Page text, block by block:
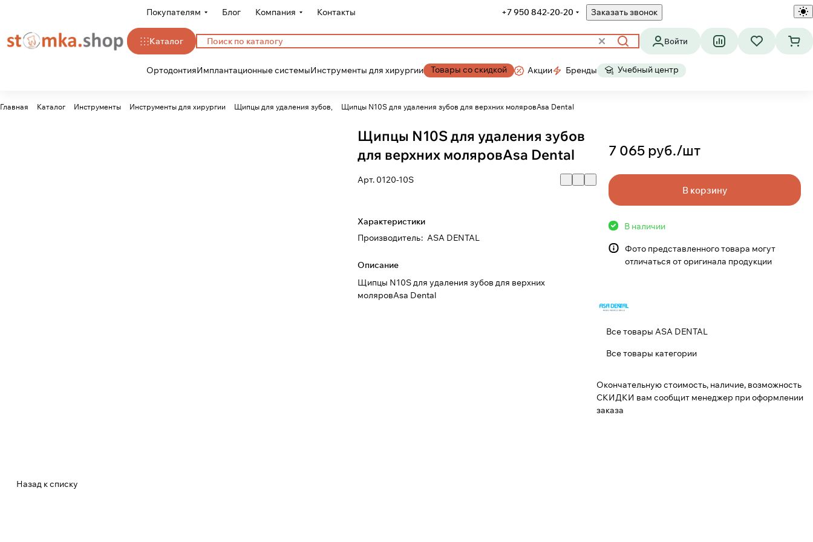
Покупателям Блог Компания Контакты +7 950 842-20-20 Заказать звонок
Каталог Войти
ОртодонтияИмплантационные системыИнструменты для хирургии Товары со скидкой Акции Бренды Учебный центр
Главная Каталог Инструменты Инструменты для хирургии Щипцы для удаления зубов, Щипцы N10S для удаления зубов для верхних моляровAsa Dental
Щипцы N10S для удаления зубов
для верхних моляровAsa Dental
Арт. 0120-10S
Характеристики
Производитель: ASA DENTAL
Описание
Щипцы N10S для удаления зубов для верхних
моляровAsa Dental
7 065 руб./шт
В корзину
В наличии
Фото представленного товара могут
отличаться от оригинала продукции
Все товары ASA DENTAL
Все товары категории
Окончательную стоимость, наличие, возможность
СКИДКИ вам сообщит менеджер при оформлении
заказа
Назад к списку